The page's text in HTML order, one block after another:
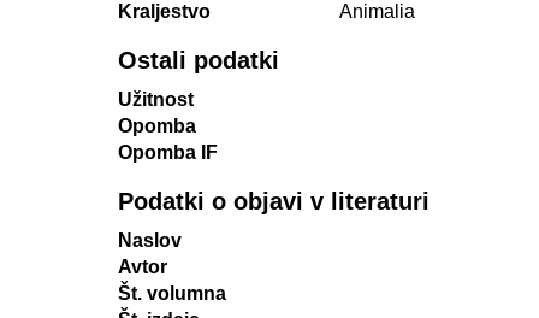
Kraljestvo
Animalia
Ostali podatki
Užitnost
Opomba
Opomba IF
Podatki o objavi v literaturi
Naslov
Avtor
Št. volumna